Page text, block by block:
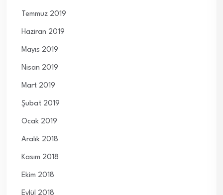
Temmuz 2019
Haziran 2019
Mayıs 2019
Nisan 2019
Mart 2019
Şubat 2019
Ocak 2019
Aralık 2018
Kasım 2018
Ekim 2018
Eylül 2018